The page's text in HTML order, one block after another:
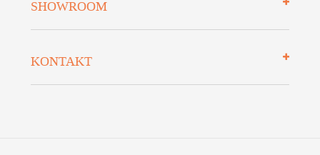
Finanzierung
Datenschutz
Preisgarantie
Presse
SHOWROOM
KONTAKT